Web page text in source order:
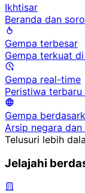
Ikhtisar
Beranda dan
Gempa terbesar
Gempa terkuat
Gempa real-time
Peristiwa
Gempa
Arsip negara
Telusuri lebih
Jelajahi